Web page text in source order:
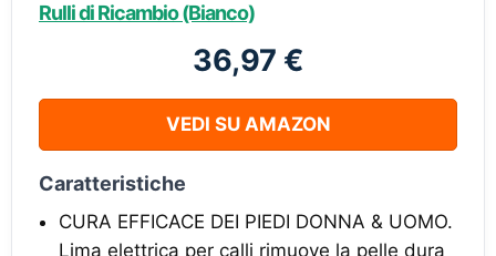
Rulli di Ricambio (Bianco)
36,97 €
VEDI SU AMAZON
Caratteristiche
CURA EFFICACE DEI PIEDI DONNA & UOMO.
Lima elettrica per calli rimuove la pelle dura